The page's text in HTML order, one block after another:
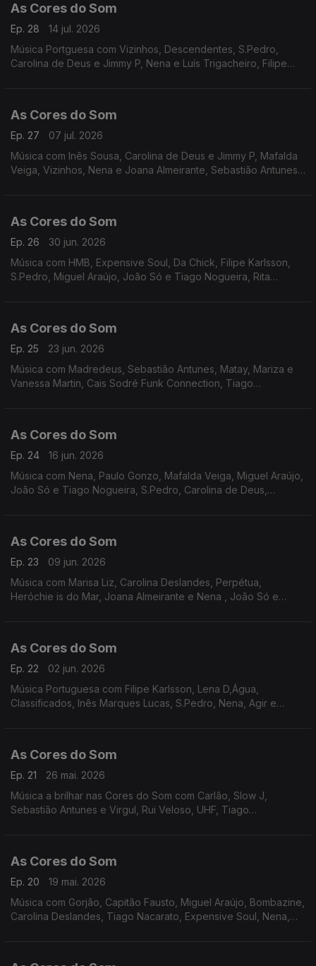
As Cores do Som
Ep. 28
14 jul. 2026
Música Portguesa com Vizinhos, Descendentes, S.Pedro,
Carolina de Deus e Jimmy P, Nena e Luís Trigacheiro, Filipe
As Cores do Som
Ep. 27
07 jul. 2026
Música com Inês Sousa, Carolina de Deus e Jimmy P, Mafalda
Veiga, Vizinhos, Nena e Joana Almeirante, Sebastião Antunes,
As Cores do Som
Ep. 26
30 jun. 2026
Música com HMB, Expensive Soul, Da Chick, Filipe Karlsson,
S.Pedro, Miguel Araújo, João Só e Tiago Nogueira, Rita
As Cores do Som
Ep. 25
23 jun. 2026
Música com Madredeus, Sebastião Antunes, Matay, Mariza e
Vanessa Martin, Cais Sodré Funk Connection, Tiago
As Cores do Som
Ep. 24
16 jun. 2026
Música com Nena, Paulo Gonzo, Mafalda Veiga, Miguel Araújo,
João Só e Tiago Nogueira, S.Pedro, Carolina de Deus,
As Cores do Som
Ep. 23
09 jun. 2026
Música com Marisa Liz, Carolina Deslandes, Perpétua,
Heróchie is do Mar, Joana Almeirante e Nena , João Só e
As Cores do Som
Ep. 22
02 jun. 2026
Música Portuguesa com Filipe Karlsson, Lena D,Água,
Classificados, Inês Marques Lucas, S.Pedro, Nena, Agir e
As Cores do Som
Ep. 21
26 mai. 2026
Música a brilhar nas Cores do Som com Carlão, Slow J,
Sebastião Antunes e Virgul, Rui Veloso, UHF, Tiago
As Cores do Som
Ep. 20
19 mai. 2026
Música com Gorjão, Capitão Fausto, Miguel Araújo, Bombazine,
Carolina Deslandes, Tiago Nacarato, Expensive Soul, Nena,